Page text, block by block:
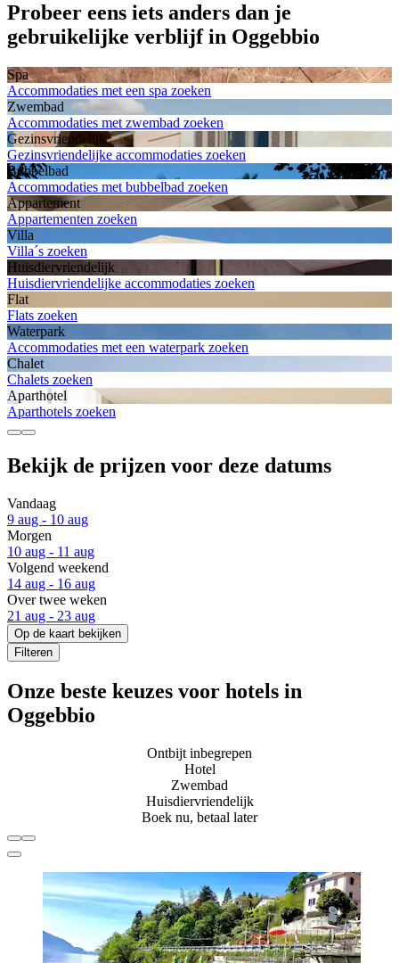
Probeer eens iets anders dan je
gebruikelijke verblijf in Oggebbio
Spa
Accommodaties met een spa zoeken
Zwembad
Accommodaties met zwembad zoeken
Gezinsvriendelijk
Gezinsvriendelijke accommodaties zoeken
Bubbelbad
Accommodaties met bubbelbad zoeken
Appartement
Appartementen zoeken
Villa
Villa´s zoeken
Huisdiervriendelijk
Huisdiervriendelijke accommodaties zoeken
Flat
Flats zoeken
Waterpark
Accommodaties met een waterpark zoeken
Chalet
Chalets zoeken
Aparthotel
Aparthotels zoeken
Bekijk de prijzen voor deze datums
Vandaag
9 aug - 10 aug
Morgen
10 aug - 11 aug
Volgend weekend
14 aug - 16 aug
Over twee weken
21 aug - 23 aug
Op de kaart bekijken
Filteren
Onze beste keuzes voor hotels in
Oggebbio
Ontbijt inbegrepen
Hotel
Zwembad
Huisdiervriendelijk
Boek nu, betaal later